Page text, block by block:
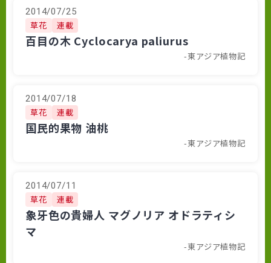
2014/07/25
草花 連載
百目の木 Cyclocarya paliurus
-東アジア植物記
2014/07/18
草花 連載
国民的果物 油桃
-東アジア植物記
2014/07/11
草花 連載
象牙色の貴婦人 マグノリア オドラティシ
マ
-東アジア植物記